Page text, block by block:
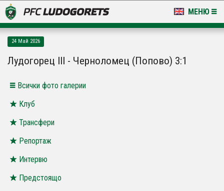
МЕНЮ
LUDOGORETS TV
СТАДИОН & БАЗИ
КЛУБ
ЗА ФЕНОВЕ
24 Май 2026
Лудогорец III - Черноломец (Попово) 3:1
Всички фото галерии
Клуб
Трансфери
Репортаж
Интервю
Предстоящо